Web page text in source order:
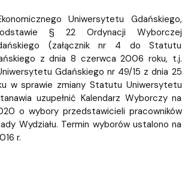
Uniwersytetu Gdańskiego,
§ 22 Ordynacji Wyborczej
(załącznik nr 4 do Statutu
z dnia 8 czerwca 2006 roku, t.j.
Gdańskiego nr 49/15 z dnia 25
w sprawie zmiany Statutu Uniwersytetu
uzupełnić Kalendarz Wyborczy na
o wybory przedstawicieli pracowników
Wydziału. Termin wyborów ustalono na
r.